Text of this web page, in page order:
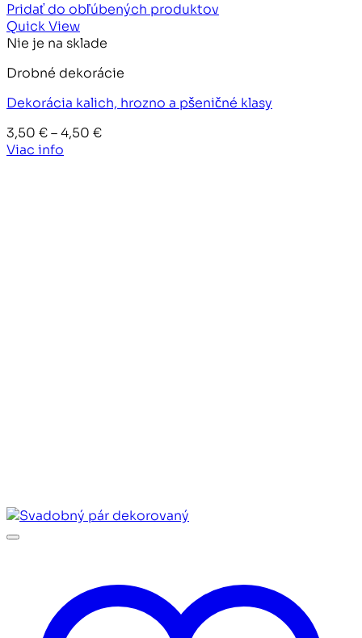
Pridať do obľúbených produktov
Quick View
Nie je na sklade
Drobné dekorácie
Dekorácia kalich, hrozno a pšeničné klasy
3,50 €–4,50 €Price
Viac info